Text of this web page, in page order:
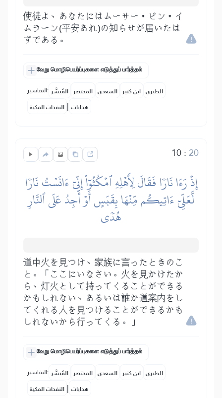
使徒よ、あなたにはムーサー・ビン・イ
ムラーン(平安あれ)の知らせが届いたは
ずである。
வேறு மொழிபெயர்ப்புகளை எடுத்துப் பார்த்தல்
التفاسير: المُيسَّر المختصر السعدي ابن كثير الطبري
النفحات المكية | هدايات
10: 20
إِذۡ رَءَا نَارٗا فَقَالَ لِأَهۡلِهِ ٱمۡكُثُوٓاْ إِنِّيٓ ءَانَسۡتُ نَارٗا
لَّعَلِّيٓ ءَاتِيكُم مِّنۡهَا بِقَبَسٍ أَوۡ أَجِدُ عَلَى ٱلنَّارِ
هُدٗى
道中火を見つけ、家族に言ったときのこ
と。「ここにいなさい。火を見かけたか
ら、灯火として持ってくることができる
かもしれない、あるいは誰か道案内をし
てくれる人を見つけることができるかも
しれないから行ってくる。」
வேறு மொழிபெயர்ப்புகளை எடுத்துப் பார்த்தல்
التفاسير: المُيسَّر المختصر السعدي ابن كثير الطبري
النفحات المكية | هدايات